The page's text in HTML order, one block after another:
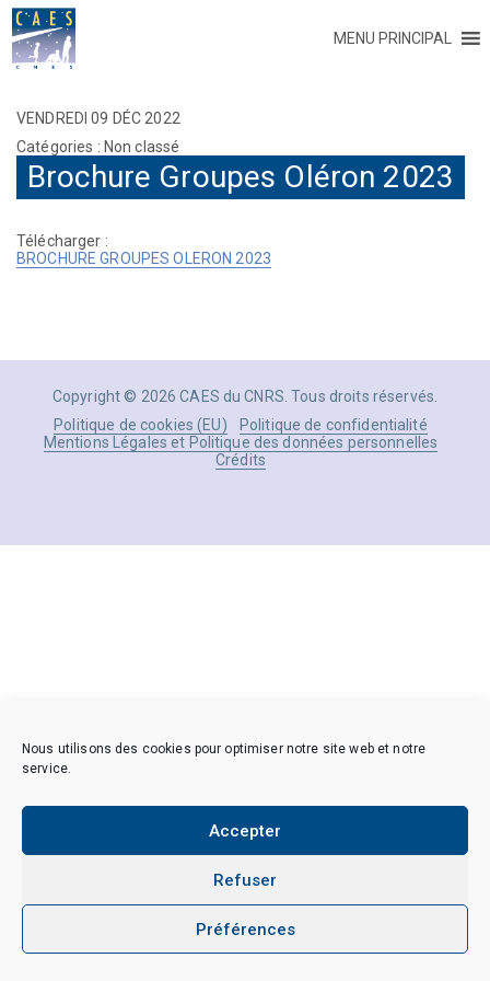
Nous utilisons des cookies pour optimiser notre site web et notre
service.
Accepter
Refuser
Préférences
MENU PRINCIPAL
VENDREDI 09 DÉC 2022
Catégories : Non classé
Brochure Groupes Oléron 2023
Télécharger :
BROCHURE GROUPES OLERON 2023
Copyright © 2026 CAES du CNRS. Tous droits réservés.
Politique de cookies (EU)
Politique de confidentialité
Mentions Légales et Politique des données personnelles
Crédits